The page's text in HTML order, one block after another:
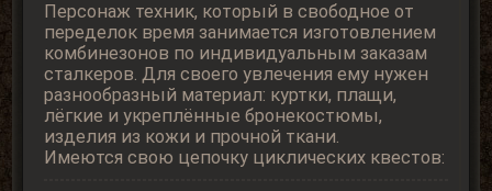
Персонаж техник, который в свободное от
переделок время занимается изготовлением
комбинезонов по индивидуальным заказам
сталкеров. Для своего увлечения ему нужен
разнообразный материал: куртки, плащи,
лёгкие и укреплённые бронекостюмы,
изделия из кожи и прочной ткани.
Имеются свою цепочку циклических квестов: